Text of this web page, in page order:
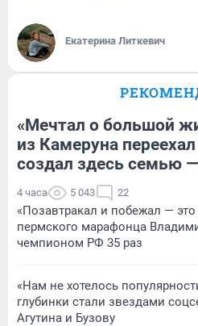
Екатерина Литкевич
«Мечтал о большой
из Камеруна
создал здесь семью
4 часа 5 043 22
«Позавтракал и побежал —
пермского марафонца
чемпионом РФ 35 раз
«Нам не хотелось
глубинки стали звездами
Агутина и Бузову